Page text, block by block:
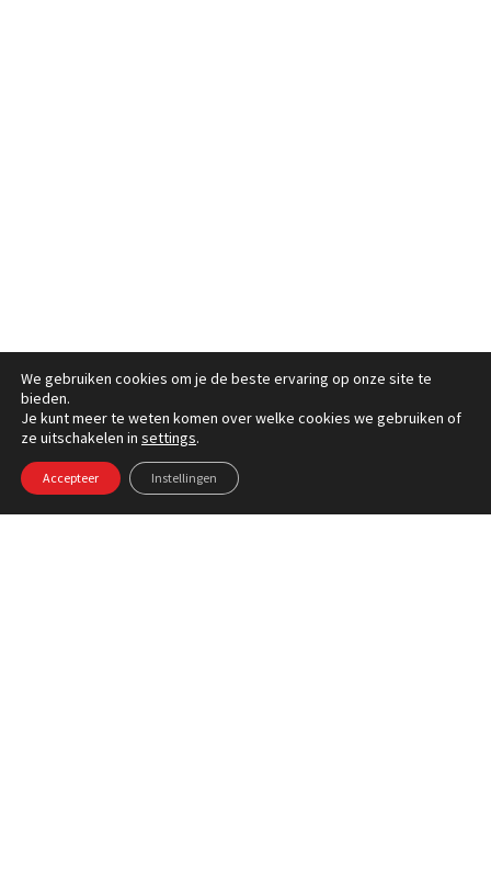
Surfreis
Malediven 2026
We gebruiken cookies om je de beste ervaring op onze site te
bieden.
Je kunt meer te weten komen over welke cookies we gebruiken of
ze uitschakelen in settings.
Accepteer Instellingen